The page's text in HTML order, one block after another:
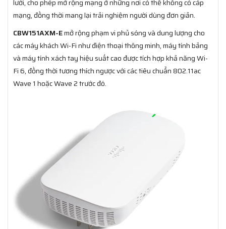
lưới, cho phép mở rộng mạng ở những nơi có thể không có cáp
mạng, đồng thời mang lại trải nghiệm người dùng đơn giản.
CBW151AXM-Emở rộng phạm vi phủ sóng và dung lượng cho
các máy khách Wi-Fi như điện thoại thông minh, máy tính bảng
và máy tính xách tay hiệu suất cao được tích hợp khả năng Wi-
Fi 6, đồng thời tương thích ngược với các tiêu chuẩn 802.11ac
Wave 1 hoặc Wave 2 trước đó.